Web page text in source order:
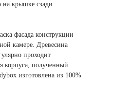
на крышке сзади
фасада конструкции
камере. Древесина
проходит
корпуса, полученный
изготовлена ​​из 100%